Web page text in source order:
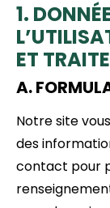
1.
ET
A.
Notre site
des
contact pour